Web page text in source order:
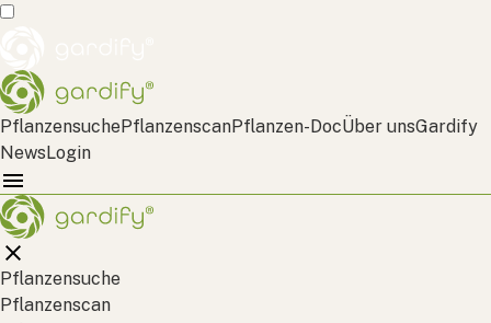
PflanzensuchePflanzenscanPflanzen-DocÜber unsGardify
NewsLogin
Pflanzensuche
Pflanzenscan